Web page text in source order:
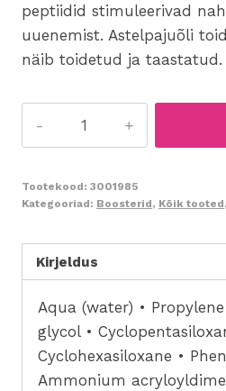
peptiidid stimuleerivad
uuenemist. Astelpajuõli
näib toidetud ja taastatud.
-
Taastav
15ml
kogus
Tootekood: 3001985
Kategooriad: Boosterid, Kõik tooted,
Kirjeldus
Aqua (water) •
glycol •
Cyclohexasiloxane •
Ammonium